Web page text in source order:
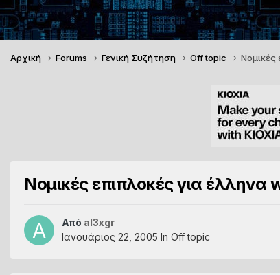
Αρχική Forums Γενική Συζήτηση Off topic Νομικές
Νομικές επιπλοκές για έλληνα
Από al3xgr
Ιανουάριος 22, 2005 In Off topic